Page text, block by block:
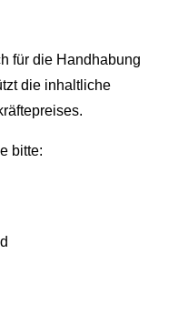
für die Handhabung
die inhaltliche
bitte: